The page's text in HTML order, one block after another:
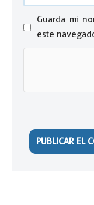
Guarda mi
este